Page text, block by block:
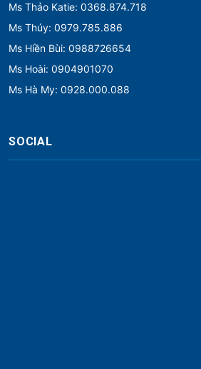
Ms Thảo Katie: 0368.874.718
Ms Thúy: 0979.785.886
Ms Hiền Bùi: 0988726654
Ms Hoài: 0904901070
Ms Hà My: 0928.000.088
SOCIAL